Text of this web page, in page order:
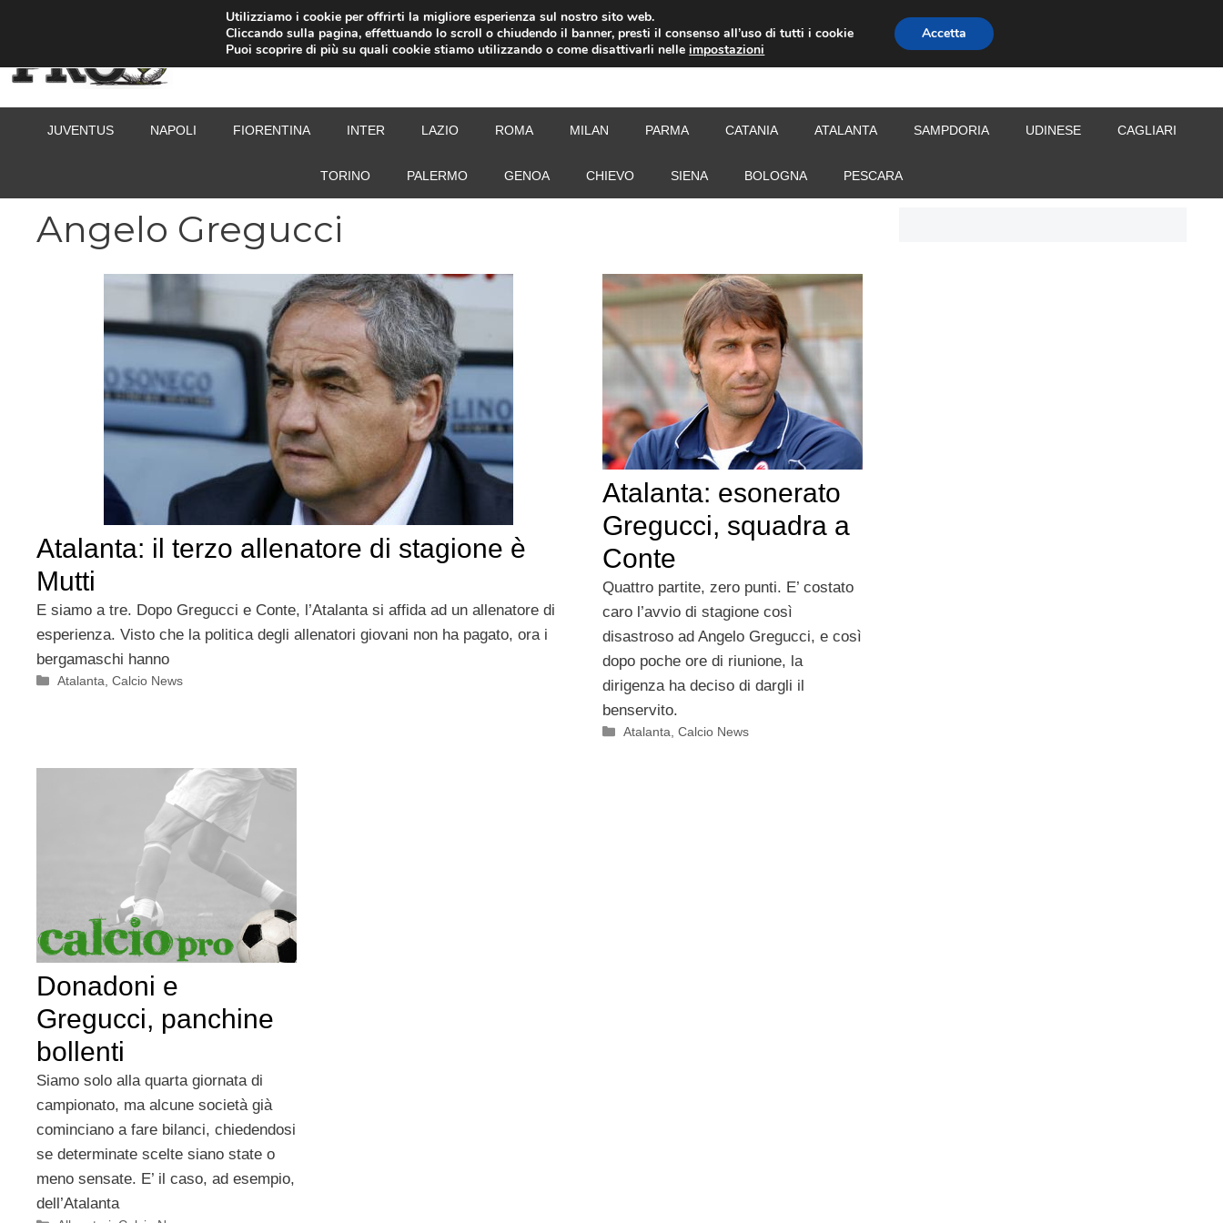
CALCIOMERCATO
JUVENTUS NAPOLI FIORENTINA INTER LAZIO ROMA MILAN PARMA CATANIA ATALANTA SAMPDORIA UDINESE CAGLIARI
TORINO PALERMO GENOA CHIEVO SIENA BOLOGNA PESCARA
Angelo Gregucci
Atalanta: il terzo allenatore di stagione è
Mutti
E siamo a tre. Dopo Gregucci e Conte, l’Atalanta si affida ad un allenatore di
esperienza. Visto che la politica degli allenatori giovani non ha pagato, ora i
bergamaschi hanno
Categorie
Atalanta ,Calcio News
Atalanta: esonerato
Gregucci, squadra a
Conte
Quattro partite, zero punti. E’ costato
caro l’avvio di stagione così
disastroso ad Angelo Gregucci, e così
dopo poche ore di riunione, la
dirigenza ha deciso di dargli il
benservito.
Categorie
Atalanta ,Calcio News
Donadoni e
Gregucci, panchine
bollenti
Siamo solo alla quarta giornata di
campionato, ma alcune società già
cominciano a fare bilanci, chiedendosi
se determinate scelte siano state o
meno sensate. E’ il caso, ad esempio,
dell’Atalanta
Utilizziamo i cookie per offrirti la migliore esperienza sul nostro sito web.
Cliccando sulla pagina, effettuando lo scroll o chiudendo il banner, presti il consenso all’uso di tutti i cookie
Puoi scoprire di più su quali cookie stiamo utilizzando o come disattivarli nelleimpostazioni
Accetta